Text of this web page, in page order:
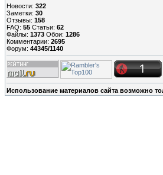
Новости: 322
Заметки: 30
Отзывы: 158
FAQ: 55 Статьи: 62
Файлы: 1373 Обои: 1286
Комментарии: 2695
Форум: 44345/1140
Использование материалов сайта возможно